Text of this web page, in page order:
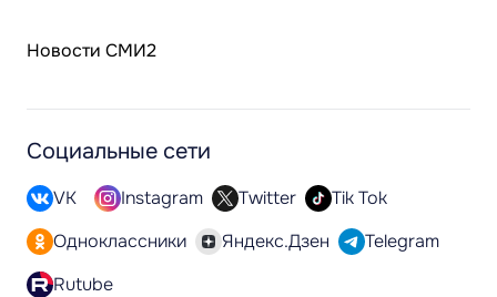
Новости СМИ2
Социальные сети
VK Instagram Twitter
Tik Tok
Одноклассники
Яндекс.Дзен
Telegram
Rutube